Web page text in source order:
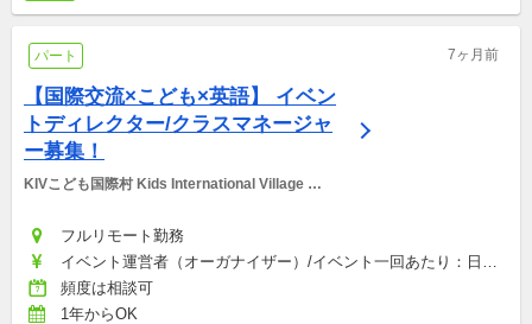
パート 7ヶ月前
【国際交流×こども×英語】 イベン
トディレクター/クラスマネージャ
ー募集！
KIVこども国際村 Kids International Village
フルリモート勤務
イベント運営者（オーガナイザー）/イベント一回あたり：日給
12,000円, サポートディレクター/イベント一回あたり：日給
10,000円, クラスエンジェルクラスマネージャー：日給7,000円
頻度は相談可
1年からOK